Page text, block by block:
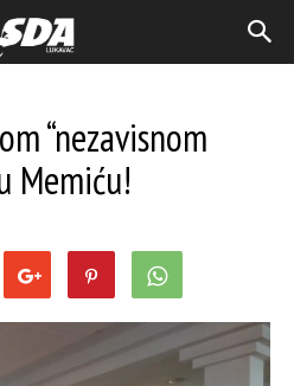
“nezavisnom
Memiću!